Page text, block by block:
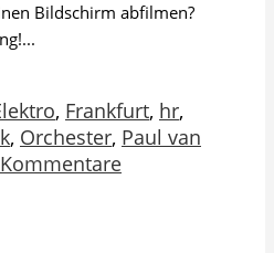
Bildschirm abfilmen?
, Frankfurt, hr,
, Orchester, Paul van